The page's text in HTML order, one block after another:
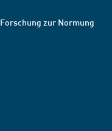
Forschung zur Normung